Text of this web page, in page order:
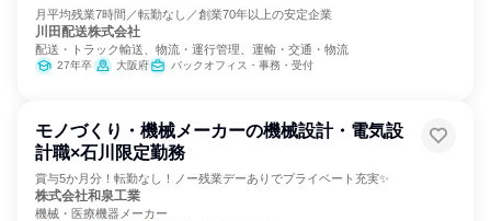
月平均残業7時間／転勤なし／創業70年以上の安定企業
川田配送株式会社
配送・トラック輸送、物流・運行管理、運輸・交通・物流
27年卒 大阪府 バックオフィス・事務・受付
モノづくり・機械メーカーの機械設計・電気設
計職×石川限定勤務
賞与5か月分！転勤なし！ノー残業デーありでプライベート充実✨
株式会社和泉工業
機械・医療機器メーカー